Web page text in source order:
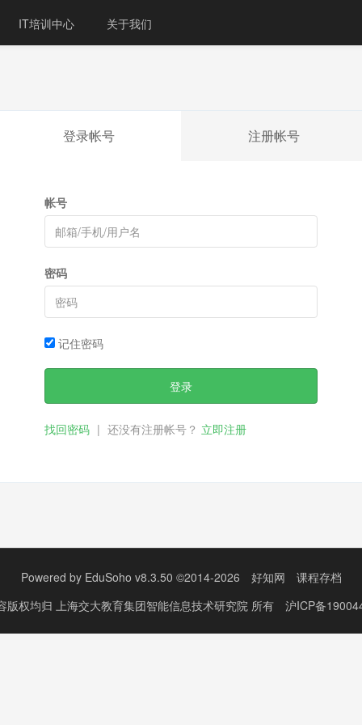
IT培训中心 关于我们
登录帐号 注册帐号
帐号
密码
记住密码
登录
找回密码 | 还没有注册帐号？ 立即注册
Powered by EduSoho v8.3.50 ©2014-2026 好知网
课程存档
版权均归 上海交大教育集团智能信息技术研究院 所有 沪ICP备